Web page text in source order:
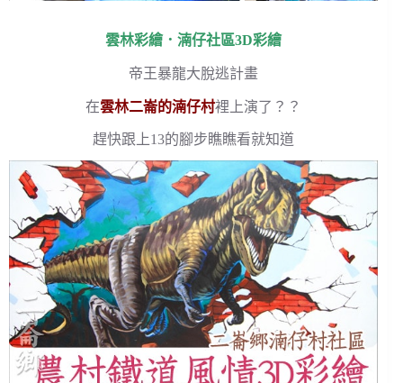
雲林彩繪．湳仔社區3D彩繪
帝王暴龍大脫逃計畫
在雲林二崙的湳仔村裡上演了？？
趕快跟上13的腳步瞧瞧看就知道